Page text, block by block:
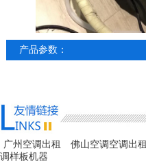
产品参数：
广州空调出租 佛山空调空调出租
调样板机器